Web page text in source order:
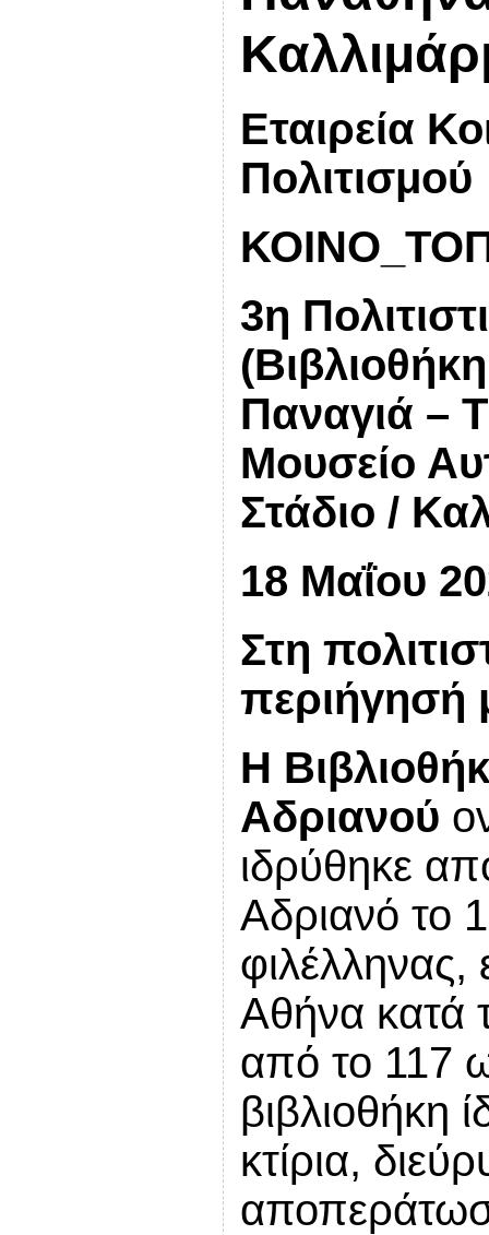
Εταιρεία
Πολιτισμού
3η
Παναγιά –
Μουσείο
Στάδιο /
18 Μαΐου
Στη
περιήγησή
Η
Αδριανού
ιδρύθηκε
Αδριανό το
φιλέλληνας,
Αθήνα κατά
από το 117
βιβλιοθήκη
κτίρια,